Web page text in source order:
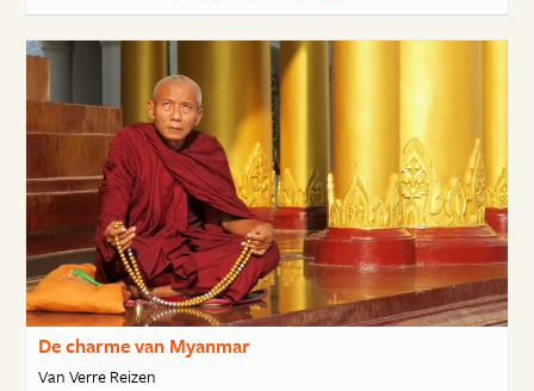
De charme van Myanmar
Van Verre Reizen